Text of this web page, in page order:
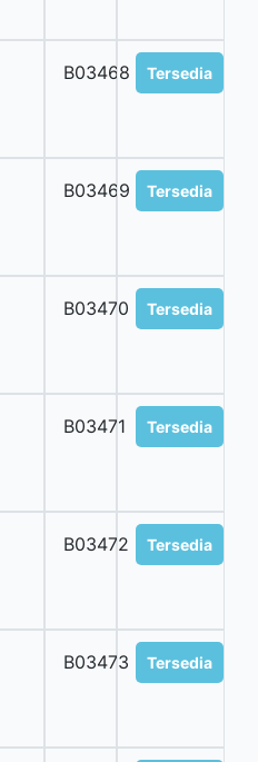
B03468 Tersedia
B03469 Tersedia
B03470 Tersedia
B03471 Tersedia
B03472 Tersedia
B03473 Tersedia